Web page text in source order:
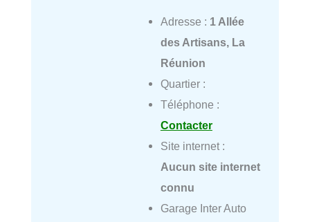
Adresse : 1 Allée
des Artisans, La
Réunion
Quartier :
Téléphone :
Contacter
Site internet :
Aucun site internet
connu
Garage Inter Auto